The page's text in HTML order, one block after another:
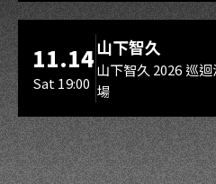
11.14
Sat 19:00
山下智久
山下智久 2026 巡
場